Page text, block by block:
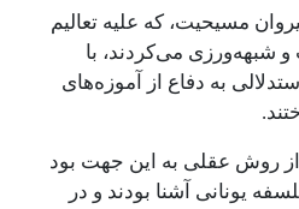
مسیحیت، که علیه تعالیم
شبهه‌ورزی می‌کردند، با
به دفاع از آموزه‌های
از روش عقلی به این جهت بود
یونانی آشنا بودند و در